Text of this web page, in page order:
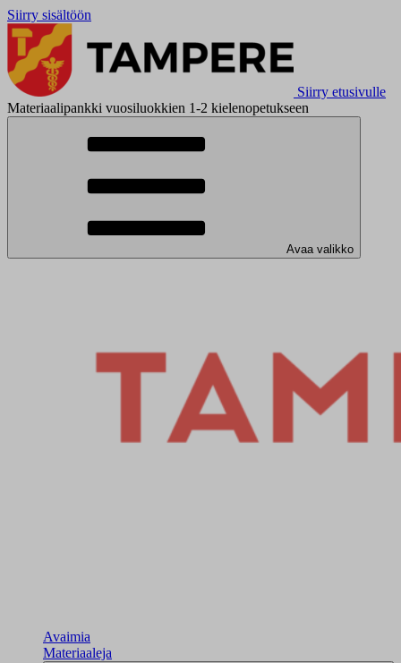
Siirry sisältöön
Siirry etusivulle
Materiaalipankki vuosiluokkien 1-2 kielenopetukseen
Avaa valikko
Avaimia
Materiaaleja